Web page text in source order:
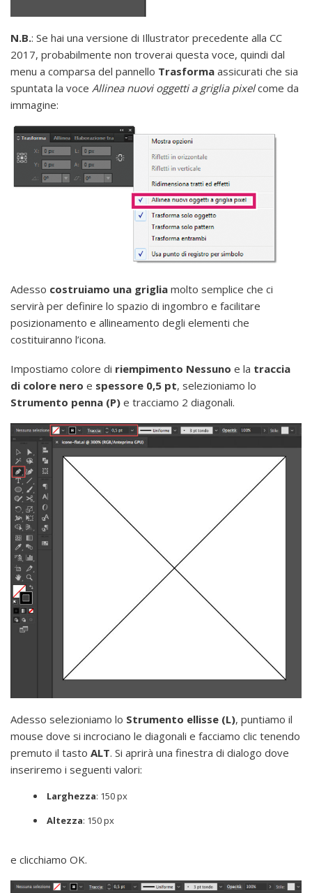
N.B.: Se hai una versione di Illustrator precedente alla CC
2017, probabilmente non troverai questa voce, quindi dal
menu a comparsa del pannello Trasforma assicurati che sia
spuntata la voce Allinea nuovi oggetti a griglia pixelcome da
immagine:
Adesso costruiamo una griglia molto semplice che ci
servirà per definire lo spazio di ingombro e facilitare
posizionamento e allineamento degli elementi che
costituiranno l’icona.
Impostiamo colore di riempimento Nessuno e la traccia
di colore nero e spessore 0,5 pt, selezioniamo lo
Strumento penna (P) e tracciamo 2 diagonali.
Adesso selezioniamo lo Strumento ellisse (L), puntiamo il
mouse dove si incrociano le diagonali e facciamo clic tenendo
premuto il tasto ALT. Si aprirà una finestra di dialogo dove
inseriremo i seguenti valori:
Larghezza: 150 px
Altezza: 150 px
e clicchiamo OK.